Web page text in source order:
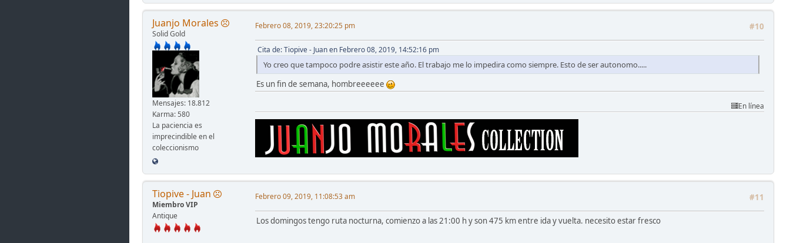
Juanjo Morales
Solid Gold
Mensajes: 18.812
Karma: 580
La paciencia es
imprecindible en el
coleccionismo
#10
Febrero 08, 2019, 23:20:25 pm
Cita de: Tiopive - Juan en Febrero 08, 2019, 14:52:16 pm
Yo creo que tampoco podre asistir este año. El trabajo me lo impedira como siempre. Esto de ser autonomo.....
Es un fin de semana, hombreeeeee
En línea
Tiopive - Juan
Miembro VIP
Antique
#11
Febrero 09, 2019, 11:08:53 am
Los domingos tengo ruta nocturna, comienzo a las 21:00 h y son 475 km entre ida y vuelta. necesito estar fresco